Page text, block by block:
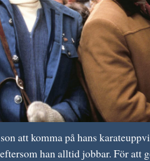
att komma på hans
han alltid jobbar. För att